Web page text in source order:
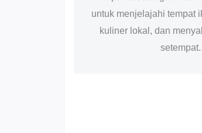
untuk menjelajahi tempat
kuliner lokal, dan
setempat.